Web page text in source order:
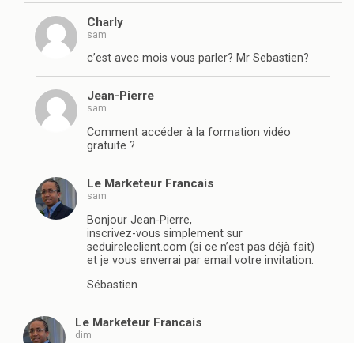
Charly
sam
c’est avec mois vous parler? Mr Sebastien?
Jean-Pierre
sam
Comment accéder à la formation vidéo
gratuite ?
Le Marketeur Francais
sam
Bonjour Jean-Pierre,
inscrivez-vous simplement sur
seduireleclient.com (si ce n’est pas déjà fait)
et je vous enverrai par email votre invitation.
Sébastien
Le Marketeur Francais
dim